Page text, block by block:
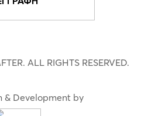
ALL RIGHTS RESERVED.
& Development by